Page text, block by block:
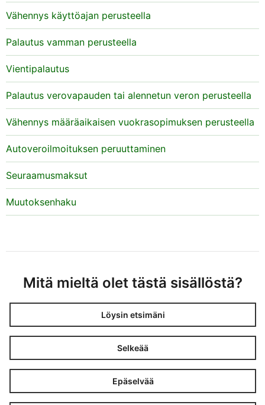
Vähennys käyttöajan perusteella
Palautus vamman perusteella
Vientipalautus
Palautus verovapauden tai alennetun veron perusteella
Vähennys määräaikaisen vuokrasopimuksen perusteella
Autoveroilmoituksen peruuttaminen
Seuraamusmaksut
Muutoksenhaku
Mitä mieltä olet tästä sisällöstä?
Löysin etsimäni
Selkeää
Epäselvää